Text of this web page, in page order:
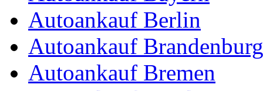
Autoankauf Berlin
Autoankauf Brandenburg
Autoankauf Bremen